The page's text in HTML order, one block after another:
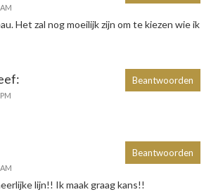
Het zal nog moeilijk zijn om te kiezen wie ik
Beantwoorden
lijn!! Ik maak graag kans!!
Beantwoorden